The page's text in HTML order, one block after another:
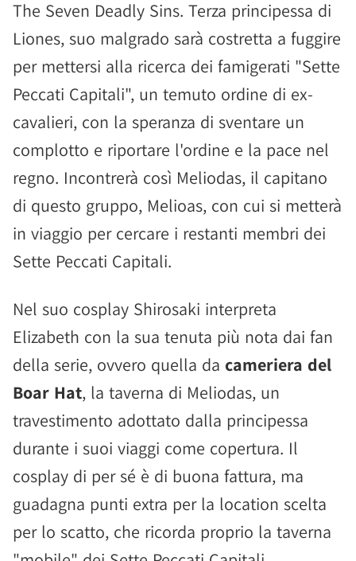
The Seven Deadly Sins. Terza principessa di
Liones, suo malgrado sarà costretta a fuggire
per mettersi alla ricerca dei famigerati "Sette
Peccati Capitali", un temuto ordine di ex-
cavalieri, con la speranza di sventare un
complotto e riportare l'ordine e la pace nel
regno. Incontrerà così Meliodas, il capitano
di questo gruppo, Melioas, con cui si metterà
in viaggio per cercare i restanti membri dei
Sette Peccati Capitali.
Nel suo cosplay Shirosaki interpreta
Elizabeth con la sua tenuta più nota dai fan
della serie, ovvero quella da cameriera del
Boar Hat, la taverna di Meliodas, un
travestimento adottato dalla principessa
durante i suoi viaggi come copertura. Il
cosplay di per sé è di buona fattura, ma
guadagna punti extra per la location scelta
per lo scatto, che ricorda proprio la taverna